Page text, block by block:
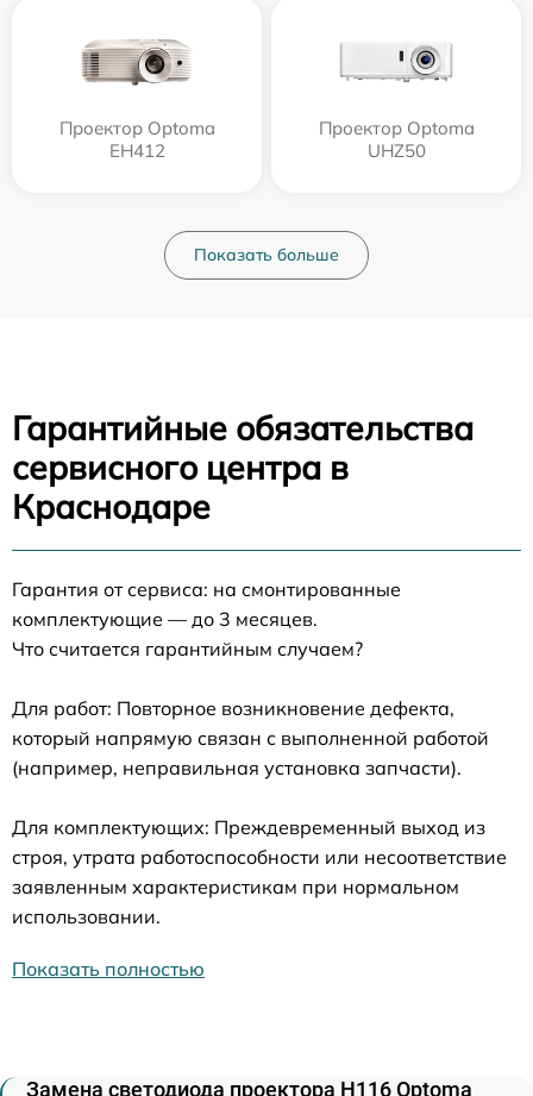
Проектор Optoma
EH412
Проектор Optoma
UHZ50
Показать больше
Гарантийные обязательства
сервисного центра в
Краснодаре
Гарантия от сервиса: на смонтированные
комплектующие — до 3 месяцев.
Что считается гарантийным случаем?
Для работ: Повторное возникновение дефекта,
который напрямую связан с выполненной работой
(например, неправильная установка запчасти).
Для комплектующих: Преждевременный выход из
строя, утрата работоспособности или несоответствие
заявленным характеристикам при нормальном
использовании.
Показать полностью
Замена светодиода проектора H116 Optoma